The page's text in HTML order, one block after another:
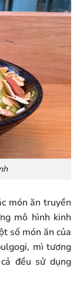
món ăn truyền
mô hình kinh
số món ăn của
mì tương
đều sử dụng